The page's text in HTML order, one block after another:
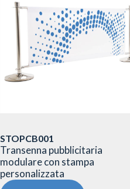
STOPCB001
Transenna pubblicitaria
modulare con stampa
personalizzata